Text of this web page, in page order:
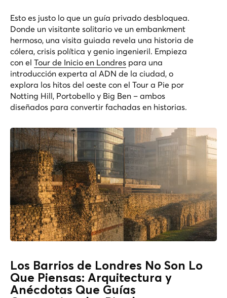
Esto es justo lo que un guía privado desbloquea.
Donde un visitante solitario ve un embankment
hermoso, una visita guiada revela una historia de
cólera, crisis política y genio ingenieril. Empieza
con el Tour de Inicio en Londres para una
introducción experta al ADN de la ciudad, o
explora los hitos del oeste con el Tour a Pie por
Notting Hill, Portobello y Big Ben – ambos
diseñados para convertir fachadas en historias.
Los Barrios de Londres No Son Lo
Que Piensas: Arquitectura y
Anécdotas Que Guías